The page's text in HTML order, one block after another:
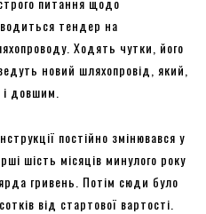
тендер на
Ходять чутки, його
новий шляхопровід, який,
довшим.
постійно змінювався у
шість місяців минулого року
гривень. Потім сюди було
від стартової вартості.